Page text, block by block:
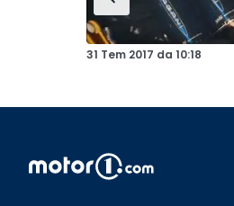
31 Tem 2017 da 10:18